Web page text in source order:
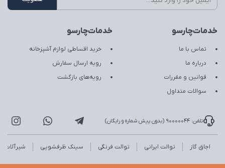
خدمات‌چارسو
تماس با ما
درباره ما
قوانین و مقررات
سوالات متداول
خدمات‌چارسو
خرید اقساطی لوازم آشپزخانه
رویه ارسال سفارش
رویه‌های بازگشت
تلفن: 90000044 (بدون پیش شماره و رایگان)
اجاق گاز توالت ایرانی توالت فرنگی سینک ظرفشویی شیرآلات